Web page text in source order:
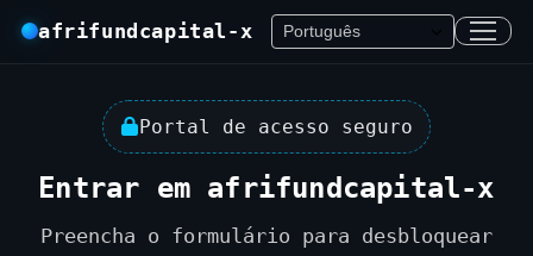
afrifundcapital-x
Portal de acesso seguro
Entrar em afrifundcapital-x
Preencha o formulário para desbloquear